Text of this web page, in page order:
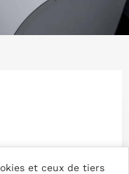
et ceux de tiers